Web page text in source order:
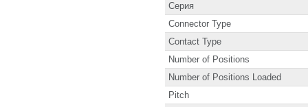
Серия
Connector Type
Contact Type
Number of Positions
Number of Positions Loaded
Pitch